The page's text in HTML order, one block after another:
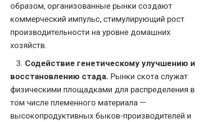
образом, организованные рынки создают
коммерческий импульс, стимулирующий рост
производительности на уровне домашних
хозяйств.
3. Содействие генетическому улучшению и
восстановлению стада. Рынки скота служат
физическими площадками для распределения в
том числе племенного материала —
высокопродуктивных быков-производителей и